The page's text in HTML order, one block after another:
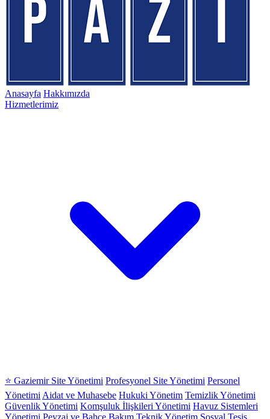
Anasayfa Hakkımızda
Hizmetlerimiz
⭐ Gaziemir Site Yönetimi Profesyonel Site Yönetimi Personel
Yönetimi Aidat ve Muhasebe Hukuki Yönetim Temizlik Yönetimi
Güvenlik Yönetimi Komşuluk İlişkileri Yönetimi Havuz Sistemleri
Yönetimi Peyzaj ve Bahçe Bakım Teknik Yönetim Sosyal Tesis